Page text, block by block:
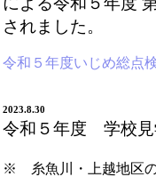
されました。
令和５年度いじめ総点
2023.8.30
令和５年度 学校見
※ 糸魚川・上越地区の